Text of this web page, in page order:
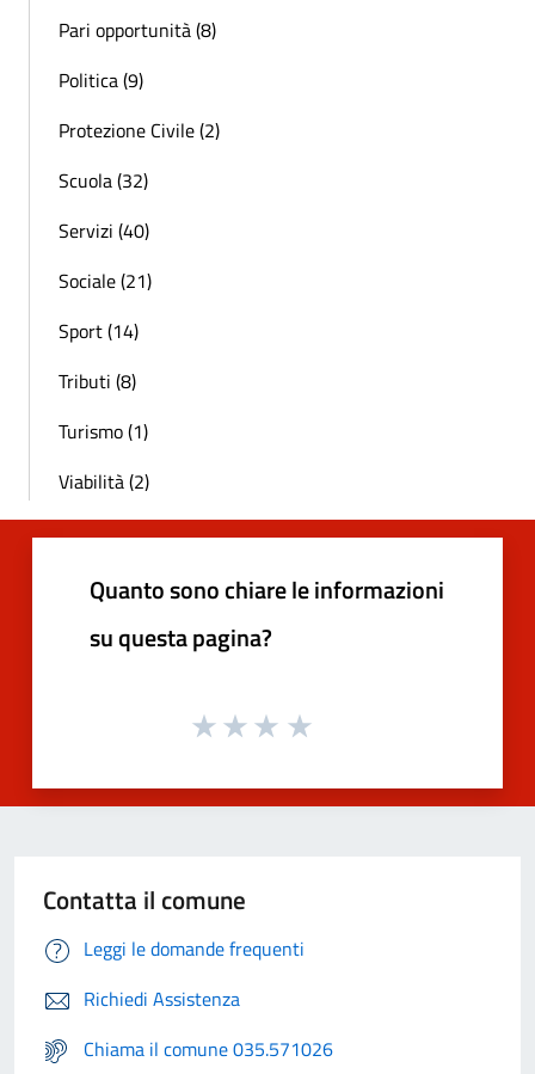
Pari opportunità (8)
Politica (9)
Protezione Civile (2)
Scuola (32)
Servizi (40)
Sociale (21)
Sport (14)
Tributi (8)
Turismo (1)
Viabilità (2)
Quanto sono chiare le informazioni
su questa pagina?
Contatta il comune
Leggi le domande frequenti
Richiedi Assistenza
Chiama il comune 035.571026